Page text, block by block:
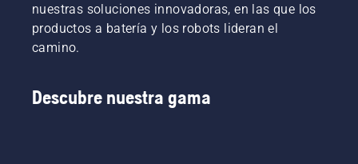
nuestras soluciones innovadoras, en las que los
productos a batería y los robots lideran el
camino.
Descubre nuestra gama